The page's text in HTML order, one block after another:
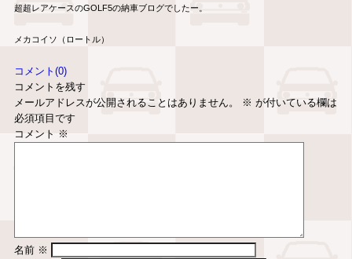
超超レアケースのGOLF5の納車ブログでしたー。
メカコイソ（ロートル）
コメント(0)
コメントを残す
メールアドレスが公開されることはありません。
※ が付いている欄は
必須項目です
コメント ※
名前 ※